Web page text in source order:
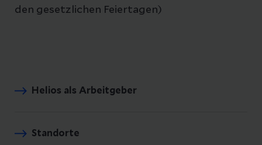
den gesetzlichen Feiertagen)
Helios als Arbeitgeber
Standorte